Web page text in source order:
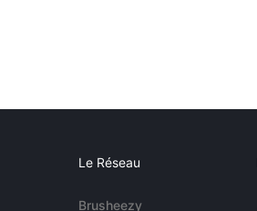
Le Réseau
Brusheezy